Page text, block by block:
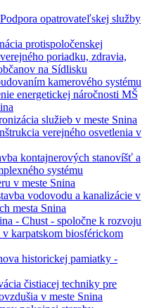
opatrovateľskej služby
protispoločenskej
poriadku, zdravia,
na Sídlisku
kamerového systému
energetickej náročnosti MŠ
služieb v meste Snina
verejného osvetlenia v
kontajnerových stanovíšť a
systému
v meste Snina
vodovodu a kanalizácie v
mesta Snina
- Chust - spoločne k rozvoju
v karpatskom biosférickom
historickej pamiatky -
čistiacej techniky pre
v meste Snina